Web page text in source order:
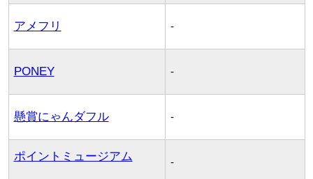
アメフリ -
PONEY -
懸賞にゃんダフル -
ポイントミュージアム -